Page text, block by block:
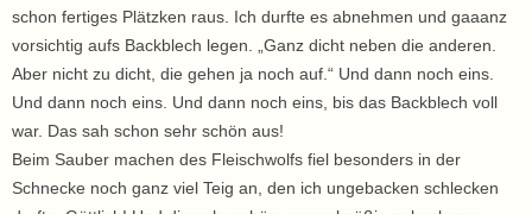
schon fertiges Plätzken raus. Ich durfte es abnehmen und gaaanz
vorsichtig aufs Backblech legen. „Ganz dicht neben die anderen.
Aber nicht zu dicht, die gehen ja noch auf.“ Und dann noch eins.
Und dann noch eins. Und dann noch eins, bis das Backblech voll
war. Das sah schon sehr schön aus!
Beim Sauber machen des Fleischwolfs fiel besonders in der
Schnecke noch ganz viel Teig an, den ich ungebacken schlecken